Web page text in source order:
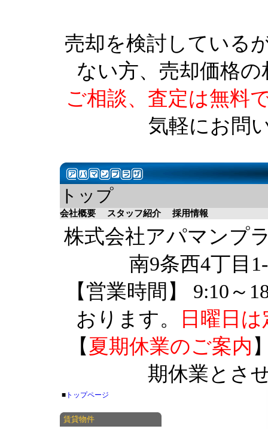
売却を検討している
ない方、売却価格
ご相談、査定は無料
気軽にお問
トップ
会社概要 スタッフ紹介 採用情報
株式会社アパマンプ
南9条西4丁目
【営業時間】 9:10～
おります。
日曜日
【 夏期休業のご案内
期休業とさ
■ トップページ
賃貸物件